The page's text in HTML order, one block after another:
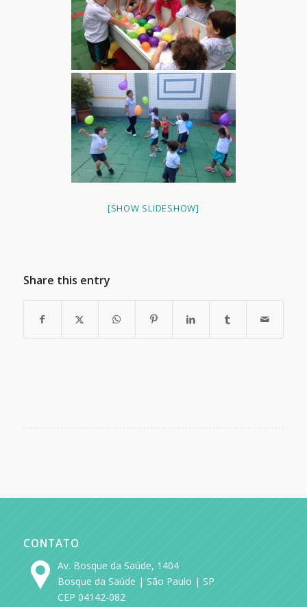
[SHOW SLIDESHOW]
Share this entry
CONTATO
Av. Bosque da Saúde, 1404
Bosque da Saúde | São Paulo | SP
CEP 04142-082